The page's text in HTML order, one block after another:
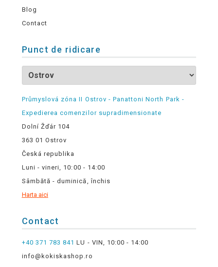
Blog
Contact
Punct de ridicare
Průmyslová zóna II Ostrov - Panattoni North Park -
Expedierea comenzilor supradimensionate
Dolní Žďár 104
363 01 Ostrov
Česká republika
Luni - vineri, 10:00 - 14:00
Sâmbătă - duminică, închis
Harta aici
Contact
+40 371 783 841 LU - VIN, 10:00 - 14:00
info@kokiskashop.ro